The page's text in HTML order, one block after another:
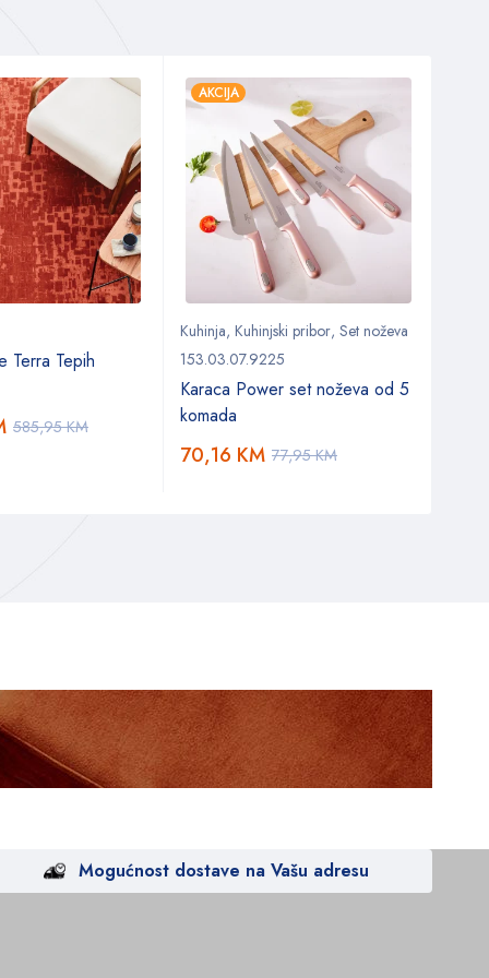
Terra Tepih
585,95KM
AKCIJA
Kuhinja, Kuhinjski pribor, Set noževa
153.03.07.9225
Karaca Power set noževa od 5
komada
77,95KM
70,16 KM
Mogućnost dostave na Vašu adresu